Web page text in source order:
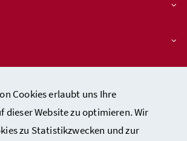
Cookies erlaubt uns Ihre
dieser Website zu optimieren. Wir
zu Statistikzwecken und zur